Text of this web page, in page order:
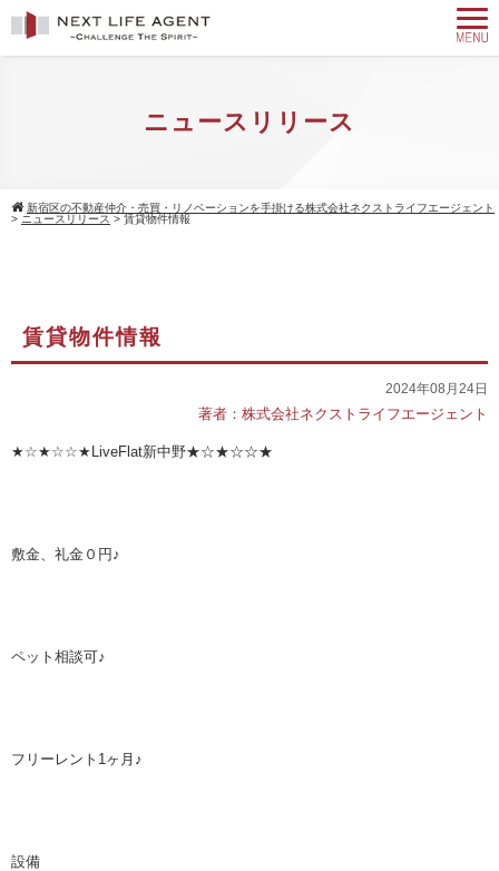
ニュースリリース
新宿区の不動産仲介・売買・リノベーションを手掛ける株式会社ネクストライフエージェント
> ニュースリリース > 賃貸物件情報
賃貸物件情報
2024年08月24日
著者：株式会社ネクストライフエージェント
★☆★☆☆★ LiveFlat新中野★☆★☆☆★
敷金、礼金０円♪
ペット相談可♪
フリーレント 1ヶ月 ♪
設備